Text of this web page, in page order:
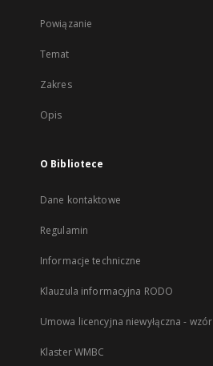
Powiązanie
Temat
Zakres
Opis
O Bibliotece
Dane kontaktowe
Regulamin
Informacje techniczne
Klauzula informacyjna RODO
Umowa licencyjna niewyłączna - wzór
Klaster WMBC